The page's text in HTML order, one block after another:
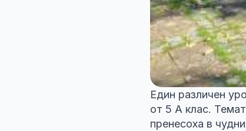
Един различен
от 5 А клас.
пренесоха в